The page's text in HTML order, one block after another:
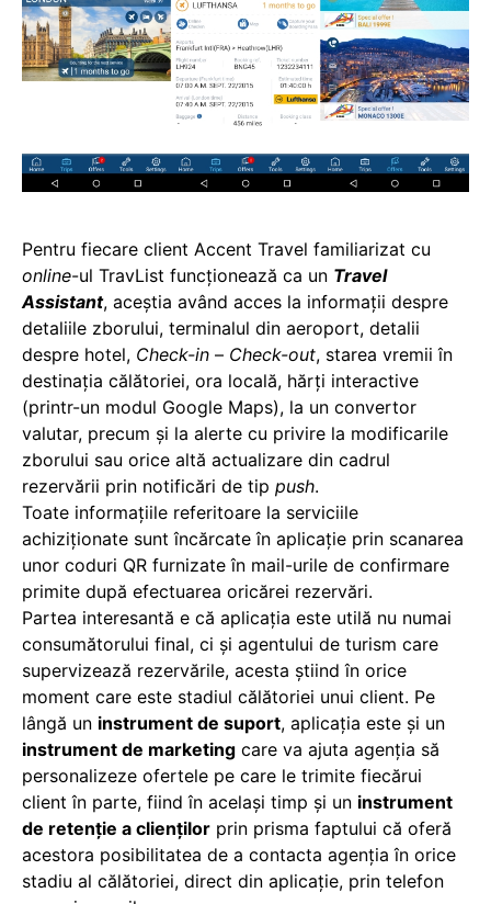
Pentru fiecare client Accent Travel familiarizat cu
online-ul TravList funcționează ca un Travel
Assistant, aceștia având acces la informații despre
detaliile zborului, terminalul din aeroport, detalii
despre hotel, Check-in – Check-out, starea vremii în
destinația călătoriei, ora locală, hărți interactive
(printr-un modul Google Maps), la un convertor
valutar, precum și la alerte cu privire la modificarile
zborului sau orice altă actualizare din cadrul
rezervării prin notificări de tip push.
Toate informațiile referitoare la serviciile
achiziționate sunt încărcate în aplicație prin scanarea
unor coduri QR furnizate în mail-urile de confirmare
primite după efectuarea oricărei rezervări.
Partea interesantă e că aplicația este utilă nu numai
consumătorului final, ci și agentului de turism care
supervizează rezervările, acesta știind în orice
moment care este stadiul călătoriei unui client. Pe
lângă un instrument de suport, aplicația este și un
instrument de marketing care va ajuta agenția să
personalizeze ofertele pe care le trimite fiecărui
client în parte, fiind în același timp și un instrument
de retenție a clienților prin prisma faptului că oferă
acestora posibilitatea de a contacta agenția în orice
stadiu al călătoriei, direct din aplicație, prin telefon